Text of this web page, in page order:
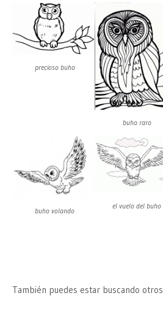
precioso buho
buho raro
buho volando el vuelo del buho
También puedes estar buscando otros